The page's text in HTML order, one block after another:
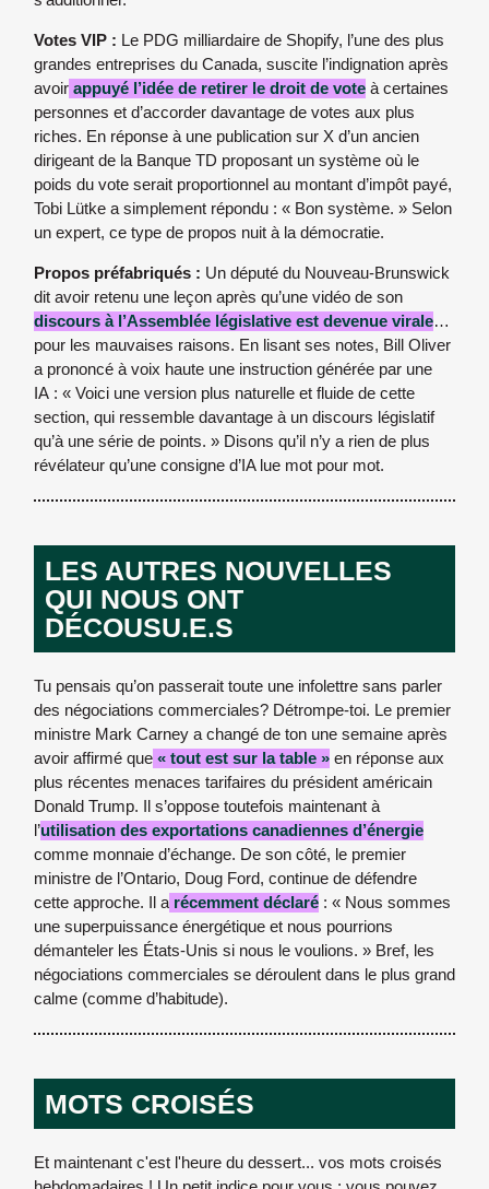
Votes VIP : Le PDG milliardaire de Shopify, l’une des plus
grandes entreprises du Canada, suscite l’indignation après
avoir appuyé l’idée de retirer le droit de vote à certaines
personnes et d’accorder davantage de votes aux plus
riches. En réponse à une publication sur X d’un ancien
dirigeant de la Banque TD proposant un système où le
poids du vote serait proportionnel au montant d’impôt payé,
Tobi Lütke a simplement répondu : « Bon système. » Selon
un expert, ce type de propos nuit à la démocratie.
Propos préfabriqués : Un député du Nouveau-Brunswick
dit avoir retenu une leçon après qu’une vidéo de son
discours à l’Assemblée législative est devenue virale…
pour les mauvaises raisons. En lisant ses notes, Bill Oliver
a prononcé à voix haute une instruction générée par une
IA : « Voici une version plus naturelle et fluide de cette
section, qui ressemble davantage à un discours législatif
qu’à une série de points. » Disons qu’il n’y a rien de plus
révélateur qu’une consigne d’IA lue mot pour mot.
LES AUTRES NOUVELLES
QUI NOUS ONT
DÉCOUSU.E.S
Tu pensais qu’on passerait toute une infolettre sans parler
des négociations commerciales? Détrompe-toi. Le premier
ministre Mark Carney a changé de ton une semaine après
avoir affirmé que « tout est sur la table » en réponse aux
plus récentes menaces tarifaires du président américain
Donald Trump. Il s’oppose toutefois maintenant à
l’utilisation des exportations canadiennes d’énergie
comme monnaie d’échange. De son côté, le premier
ministre de l’Ontario, Doug Ford, continue de défendre
cette approche. Il a récemment déclaré : « Nous sommes
une superpuissance énergétique et nous pourrions
démanteler les États-Unis si nous le voulions. » Bref, les
négociations commerciales se déroulent dans le plus grand
calme (comme d’habitude).
MOTS CROISÉS
Et maintenant c'est l'heure du dessert... vos mots croisés